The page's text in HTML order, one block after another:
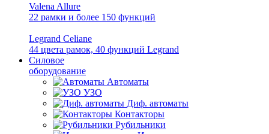
Valena Allure
22 рамки и более 150 функций
Legrand Celiane
44 цвета рамок, 40 функций Legrand
Силовое
оборудование
Автоматы
УЗО
Диф. автоматы
Контакторы
Рубильники